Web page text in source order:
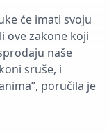
će imati svoju
ove zakone koji
naše
sruše, i
poručila je